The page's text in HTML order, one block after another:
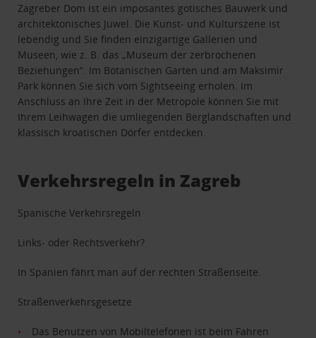
Zagreber Dom ist ein imposantes gotisches Bauwerk und
architektonisches Juwel. Die Kunst- und Kulturszene ist
lebendig und Sie finden einzigartige Gallerien und
Museen, wie z. B. das „Museum der zerbrochenen
Beziehungen“. Im Botanischen Garten und am Maksimir
Park können Sie sich vom Sightseeing erholen. Im
Anschluss an Ihre Zeit in der Metropole können Sie mit
Ihrem Leihwagen die umliegenden Berglandschaften und
klassisch kroatischen Dörfer entdecken.
Verkehrsregeln in Zagreb
Spanische Verkehrsregeln
Links- oder Rechtsverkehr?
In Spanien fährt man auf der rechten Straßenseite.
Straßenverkehrsgesetze
Das Benutzen von Mobiltelefonen ist beim Fahren